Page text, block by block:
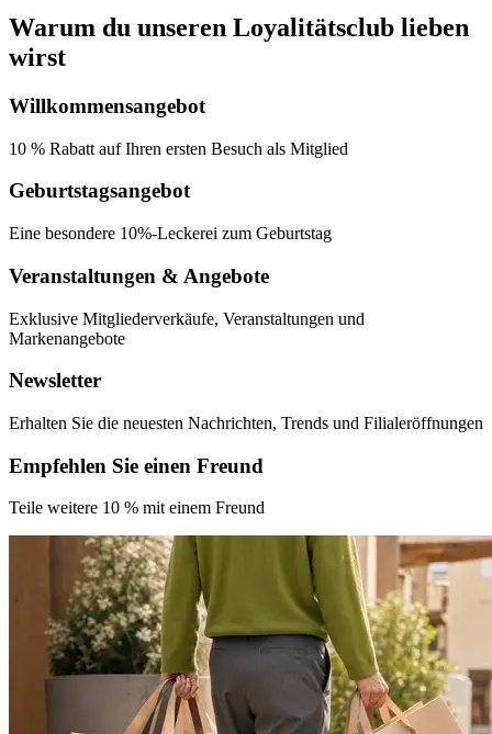
Warum du unseren Loyalitätsclub lieben
wirst
Willkommensangebot
10 % Rabatt auf Ihren ersten Besuch als Mitglied
Geburtstagsangebot
Eine besondere 10%-Leckerei zum Geburtstag
Veranstaltungen & Angebote
Exklusive Mitgliederverkäufe, Veranstaltungen und
Markenangebote
Newsletter
Erhalten Sie die neuesten Nachrichten, Trends und Filialeröffnungen
Empfehlen Sie einen Freund
Teile weitere 10 % mit einem Freund